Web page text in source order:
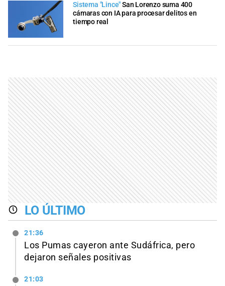
Sistema "Lince"San Lorenzo suma 400
cámaras con IA para procesar delitos en
tiempo real
LO ÚLTIMO
21:36
Los Pumas cayeron ante Sudáfrica, pero
dejaron señales positivas
21:03